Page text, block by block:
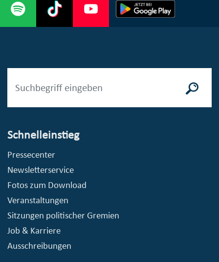
Schnelleinstieg
Pressecenter
Newsletterservice
Fotos zum Download
Veranstaltungen
Sitzungen politischer Gremien
Job & Karriere
Ausschreibungen